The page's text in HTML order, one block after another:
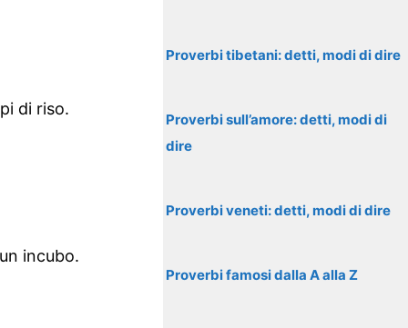
di riso.
incubo.
Proverbi tibetani: detti, modi di dire
Proverbi sull’amore: detti, modi di
dire
Proverbi veneti: detti, modi di dire
Proverbi famosi dalla A alla Z